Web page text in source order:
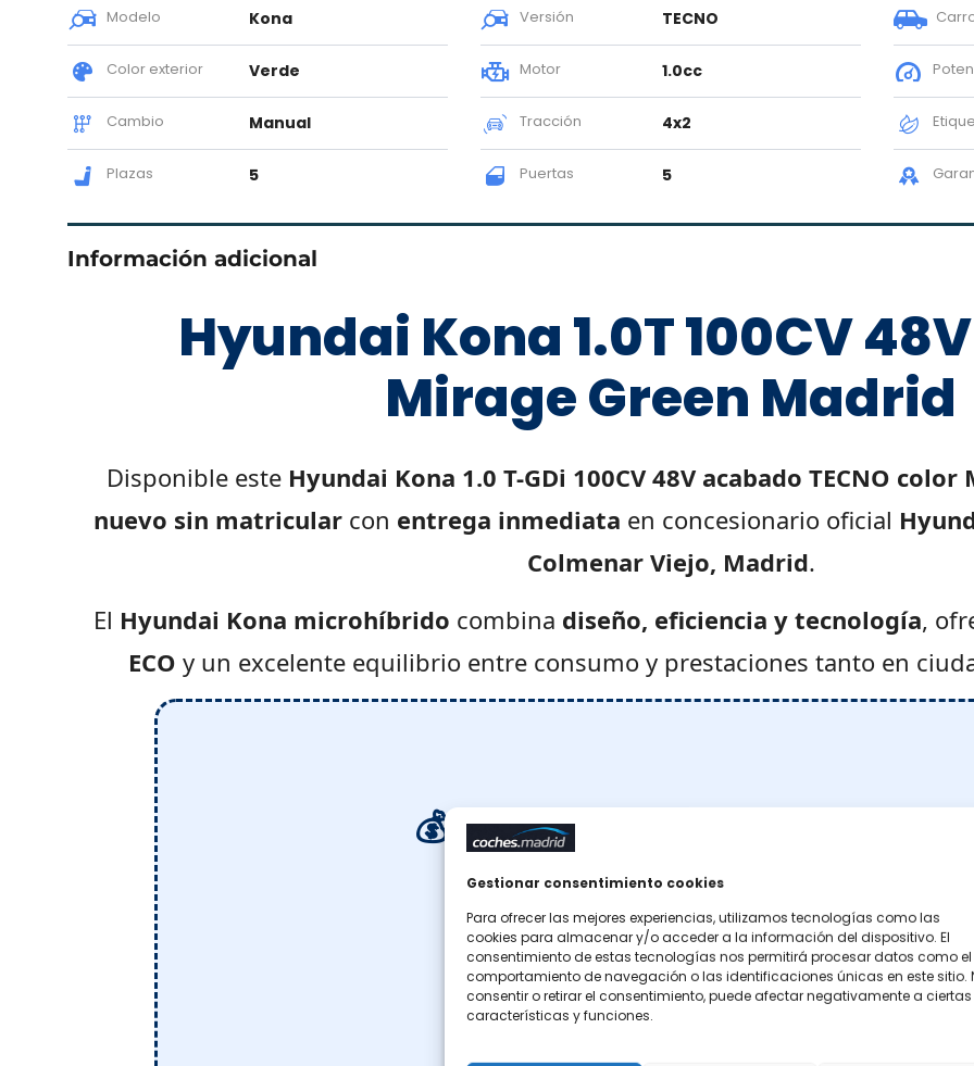
Gestionar consentimiento cookies
Para ofrecer las mejores experiencias, utilizamos tecnologías como las
cookies para almacenar y/o acceder a la información del dispositivo. El
consentimiento de estas tecnologías nos permitirá procesar datos como el
comportamiento de navegación o las identificaciones únicas en este sitio.
consentir o retirar el consentimiento, puede afectar negativamente a ciertas
características y funciones.
Modelo Kona Versión TECNO
Color exterior Verde Motor 1.0cc
Cambio Manual Tracción 4x2
Plazas 5 Puertas 5
Información adicional
Hyundai Kona 1.0T 100CV 48V
Mirage Green Madrid
Disponible este Hyundai Kona 1.0 T-GDi 100CV 48V acabado TECNO
nuevo sin matricular con entrega inmediata en concesionario oficial
Colmenar Viejo, Madrid.
El Hyundai Kona microhíbrido combina diseño, eficiencia y tecnología,
ECO y un excelente equilibrio entre consumo y prestaciones tanto en
💰 Precio Hyundai Kona TECNO
28.550 €